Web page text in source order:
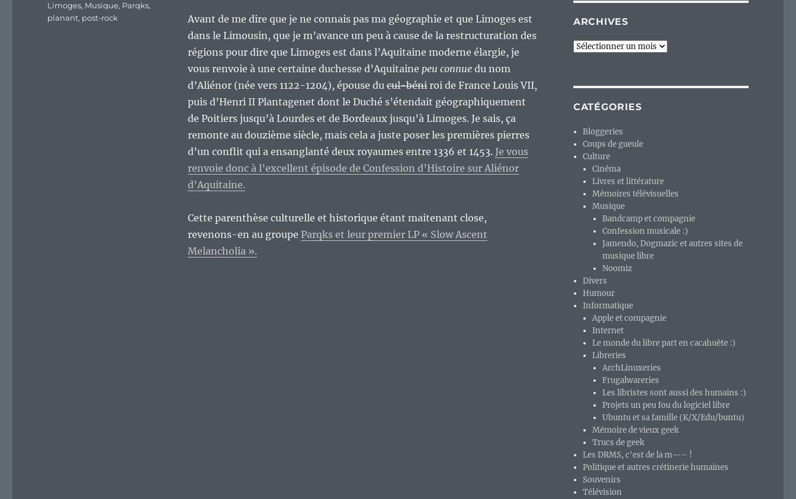
Avant de me dire que je ne connais pas ma géographie et que Limoges est
dans le Limousin, que je m’avance un peu à cause de la restructuration des
régions pour dire que Limoges est dans l’Aquitaine moderne élargie, je
vous renvoie à une certaine duchesse d’Aquitaine peu connuedu nom
d’Aliénor (née vers 1122-1204), épouse du cul-béniroi de France Louis VII,
puis d’Henri II Plantagenet dont le Duché s’étendait géographiquement
de Poitiers jusqu’à Lourdes et de Bordeaux jusqu’à Limoges. Je sais, ça
remonte au douzième siècle, mais cela a juste poser les premières pierres
d’un conflit qui a ensanglanté deux royaumes entre 1336 et 1453. Je vous
renvoie donc à l’excellent épisode de Confession d’Histoire sur Aliénor
d’Aquitaine.
Cette parenthèse culturelle et historique étant maitenant close,
revenons-en au groupe Parqks et leur premier LP « Slow Ascent
Melancholia ».
Limoges, Musique, Parqks,
planant, post-rock ARCHIVES
Archives
CATÉGORIES
Bloggeries
Coups de gueule
Culture
Cinéma
Livres et littérature
Mémoires télévisuelles
Musique
Bandcamp et compagnie
Confession musicale :)
Jamendo, Dogmazic et autres sites de
musique libre
Noomiz
Divers
Humour
Informatique
Apple et compagnie
Internet
Le monde du libre part en cacahuète :)
Libreries
ArchLinuxeries
Frugalwareries
Les libristes sont aussi des humains :)
Projets un peu fou du logiciel libre
Ubuntu et sa famille (K/X/Edu/buntu)
Mémoire de vieux geek
Trucs de geek
Les DRMS, c'est de la m—– !
Politique et autres crétinerie humaines
Souvenirs
Télévision